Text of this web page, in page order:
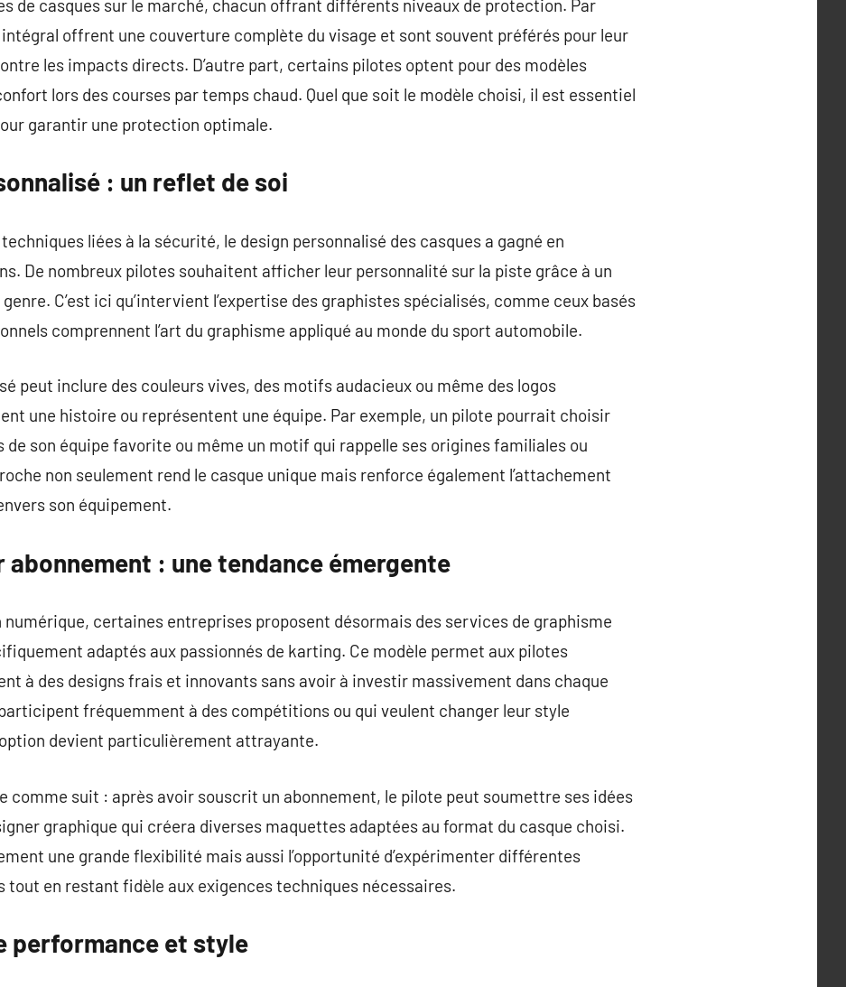
de casques sur le marché, chacun offrant différents niveaux de protection. Par
offrent une couverture complète du visage et sont souvent préférés pour leur
les impacts directs. D’autre part, certains pilotes optent pour des modèles
lors des courses par temps chaud. Quel que soit le modèle choisi, il est essentiel
garantir une protection optimale.
: un reflet de soi
liées à la sécurité, le design personnalisé des casques a gagné en
De nombreux pilotes souhaitent afficher leur personnalité sur la piste grâce à un
C’est ici qu’intervient l’expertise des graphistes spécialisés, comme ceux basés
comprennent l’art du graphisme appliqué au monde du sport automobile.
peut inclure des couleurs vives, des motifs audacieux ou même des logos
une histoire ou représentent une équipe. Par exemple, un pilote pourrait choisir
de son équipe favorite ou même un motif qui rappelle ses origines familiales ou
non seulement rend le casque unique mais renforce également l’attachement
son équipement.
abonnement : une tendance émergente
numérique, certaines entreprises proposent désormais des services de graphisme
adaptés aux passionnés de karting. Ce modèle permet aux pilotes
à des designs frais et innovants sans avoir à investir massivement dans chaque
fréquemment à des compétitions ou qui veulent changer leur style
devient particulièrement attrayante.
comme suit : après avoir souscrit un abonnement, le pilote peut soumettre ses idées
graphique qui créera diverses maquettes adaptées au format du casque choisi.
une grande flexibilité mais aussi l’opportunité d’expérimenter différentes
tout en restant fidèle aux exigences techniques nécessaires.
performance et style